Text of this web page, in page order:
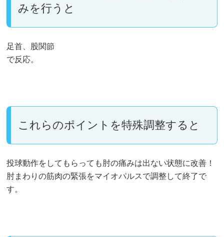
みを行うと
足首、股関節
で反応。
これらのポイントを特殊調整すると
投球動作をしてもらっても肘の痛みは出ない状態に改善！
肘まわりの筋肉の緊張をマイオパルスで調整して終了で
す。